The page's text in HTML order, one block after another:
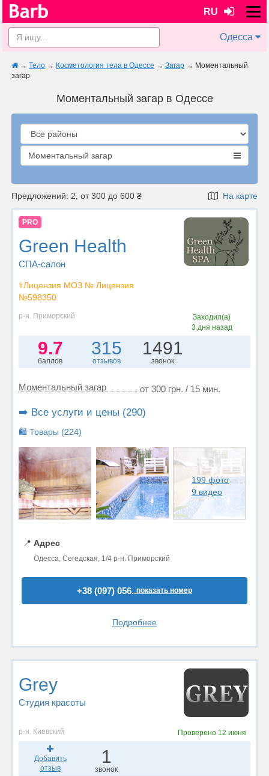
RU
Одесса
→ Тело → Косметология тела в Одессе → Загар → Моментальный
загар
Моментальный загар в Одессе
Моментальный загар
Предложений: 2, от 300 до 600 ₴ На карте
PRO
Green Health
СПА-салон
⚕️Лицензия МОЗ № Лицензия
№598350
р-н. Приморский
Заходил(а)
3 дня назад
9.7
баллов
315
отзывов
1491
звонок
Моментальный загар от 300 грн. / 15 мин.
➡️ Все услуги и цены (290)
🛍️ Товары (224)
199 фото
9 видео
📍 Адрес
Одесса, Сегедская, 1/4 р-н. Приморский
+38 (097) 056..показать номер
Подробнее
Grey
Студия красоты
р-н. Киевский Проверено 12 июня
Добавить
отзыв
1
звонок